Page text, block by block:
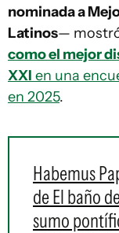
nominada a
Latinos—
como el mejor
XXI en una
en 2025.
Habemus
de El baño
sumo